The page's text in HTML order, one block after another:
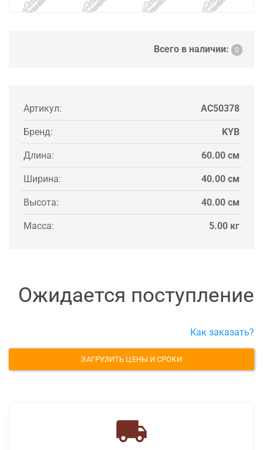
Всего в наличии: 0
Артикул: AC50378
Бренд: KYB
Длина: 60.00 см
Ширина: 40.00 см
Высота: 40.00 см
Масса: 5.00 кг
Ожидается поступление
Как заказать?
ЗАГРУЗИТЬ ЦЕНЫ И СРОКИ